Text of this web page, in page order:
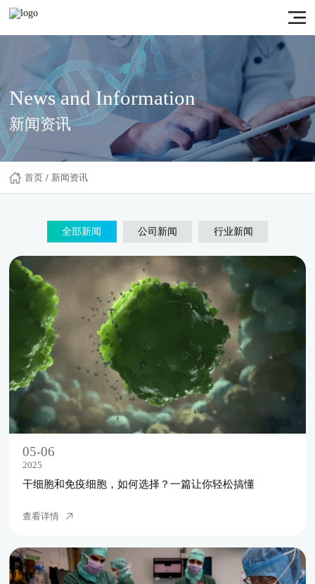
News and Information
新闻资讯
首页 / 新闻资讯
全部新闻 公司新闻 行业新闻
05-06
2025
干细胞和免疫细胞，如何选择？一篇让你轻松搞懂
查看详情